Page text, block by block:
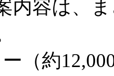
内容は、
（約